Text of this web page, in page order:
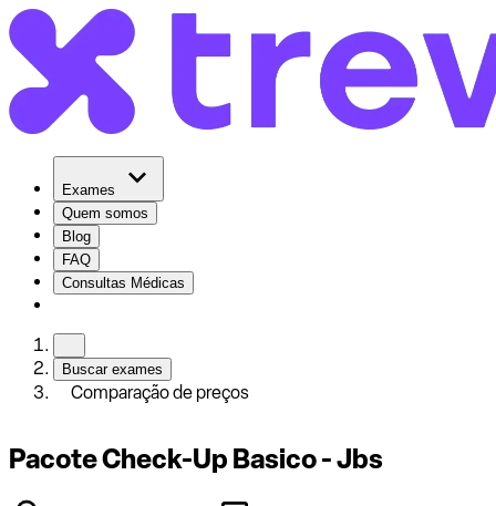
Exames
Quem somos
Blog
FAQ
Consultas Médicas
Buscar exames
Comparação de preços
Pacote Check-Up Basico - Jbs